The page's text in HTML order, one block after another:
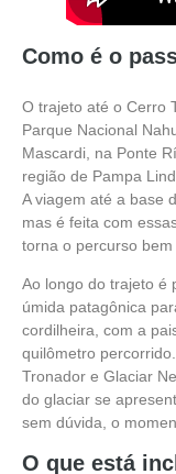
Como é o
O trajeto até o Cerro
Parque Nacional
Mascardi, na Ponte
região de Pampa
A viagem até a base
mas é feita com
torna o percurso
Ao longo do trajeto é
úmida patagônica
cordilheira, com a
quilômetro
Tronador e Glaciar
do glaciar se
sem dúvida, o
O que está